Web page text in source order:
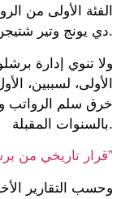
الفئة الأولى من
دي يونج وتير شتيجن.
ولا تنوي إدارة
الأولى، لسببين،
خرق سلم الرواتب
بالسنوات المقبلة.
قرار تاريخي من برشلونة لجعل يامال “ميسي الجديد”
وحسب التقارير